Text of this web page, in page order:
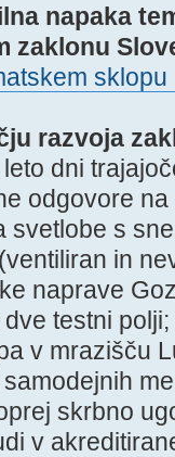
napaka
zaklonu
razvoja
dni
odgovore
svetlobe s
in
naprave
testni
v mrazišču
skrbno
v